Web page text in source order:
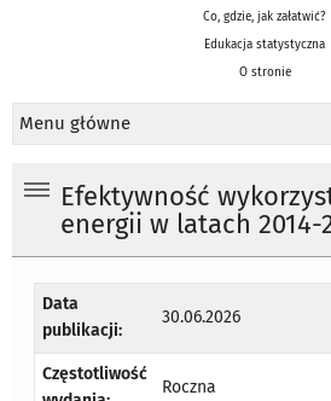
Co, gdzie, jak załatwić?
Edukacja statystyczna
O stronie
Menu główne
Efektywność
energii w latach 2014-
Data
publikacji:
30.06.2026
Częstotliwość
Roczna